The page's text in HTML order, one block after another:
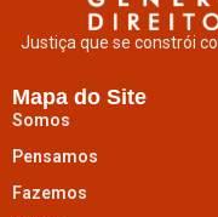
Justiça que se constrói
Mapa do Site
Somos
Pensamos
Fazemos